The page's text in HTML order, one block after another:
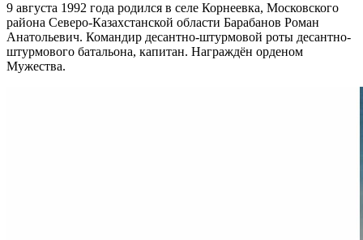
9 августа 1992 года родился в селе Корнеевка, Московского
района Северо-Казахстанской области Барабанов Роман
Анатольевич. Командир десантно-штурмовой роты десантно-
штурмового батальона, капитан. Награждён орденом
Мужества.